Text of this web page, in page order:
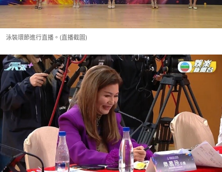
泳裝環節進行直播。(直播截圖)